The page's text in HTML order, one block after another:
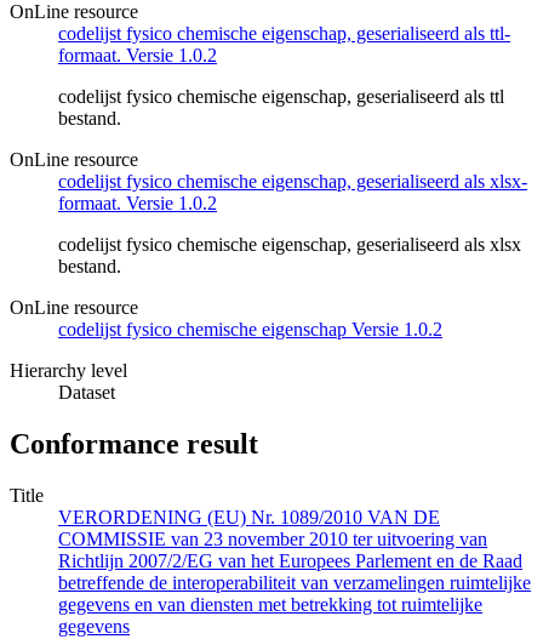
OnLine resource
codelijst fysico chemische eigenschap, geserialiseerd als ttl-
formaat. Versie 1.0.2
codelijst fysico chemische eigenschap, geserialiseerd als ttl
bestand.
OnLine resource
codelijst fysico chemische eigenschap, geserialiseerd als xlsx-
formaat. Versie 1.0.2
codelijst fysico chemische eigenschap, geserialiseerd als xlsx
bestand.
OnLine resource
codelijst fysico chemische eigenschap Versie 1.0.2
Hierarchy level
Dataset
Conformance result
Title
VERORDENING (EU) Nr. 1089/2010 VAN DE
COMMISSIE van 23 november 2010 ter uitvoering van
Richtlijn 2007/2/EG van het Europees Parlement en de Raad
betreffende de interoperabiliteit van verzamelingen ruimtelijke
gegevens en van diensten met betrekking tot ruimtelijke
gegevens